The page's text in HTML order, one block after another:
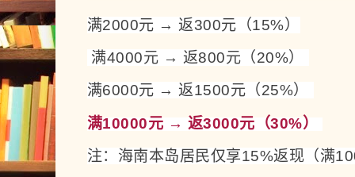
满2000元 → 返300元（15%）
满4000元 → 返800元（20%）
满6000元 → 返1500元（25%）
满10000元 → 返3000元（30%）
注：海南本岛居民仅享15%返现（满